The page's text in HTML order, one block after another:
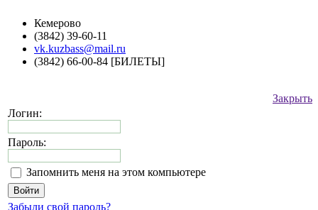
Кемерово
(3842) 39-60-11
vk.kuzbass@mail.ru
(3842) 66-00-84 [БИЛЕТЫ]
Закрыть
Логин:
Пароль:
Запомнить меня на этом компьютере
Забыли свой пароль?